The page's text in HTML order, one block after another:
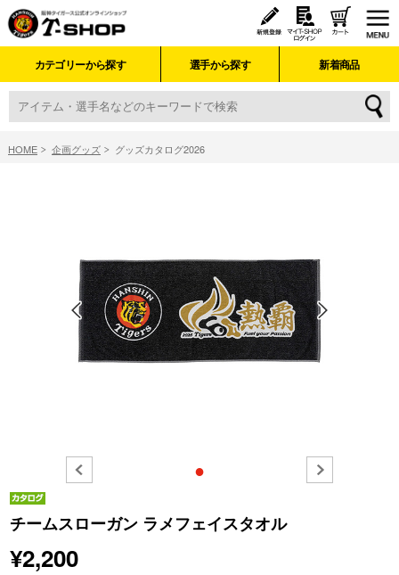
カテゴリーから探す 選手から探す 新着商品
HOME 企画グッズ グッズカタログ2026
●
チームスローガン ラメフェイスタオル
¥2,200